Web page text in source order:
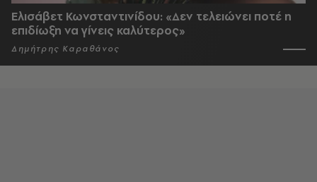
Ελισάβετ Κωνσταντινίδου: «Δεν τελειώνει ποτέ η
επιδίωξη να γίνεις καλύτερος»
Δημήτρης Καραθάνος